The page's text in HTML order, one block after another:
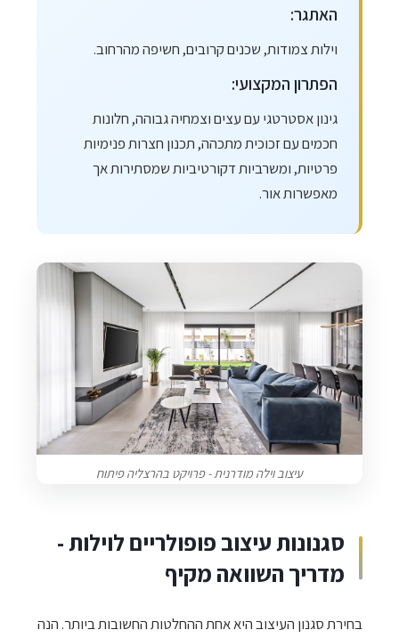
האתגר:
וילות צמודות, שכנים קרובים, חשיפה מהרחוב.
הפתרון המקצועי:
גינון אסטרטגי עם עצים וצמחיה גבוהה, חלונות
חכמים עם זכוכית מתכהה, תכנון חצרות פנימיות
פרטיות, ומשרביות דקורטיביות שמסתירות אך
מאפשרות אור.
עיצוב וילה מודרנית - פרויקט בהרצליה פיתוח
סגנונות עיצוב פופולריים לוילות -
מדריך השוואה מקיף
בחירת סגנון העיצוב היא אחת ההחלטות החשובות ביותר. הנה